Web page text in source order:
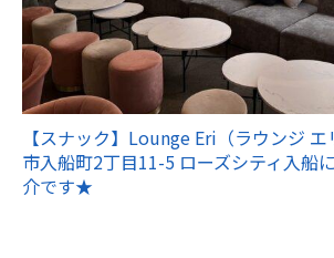
【スナック】Lounge Eri（ラウンジ
市入船町2丁目11-5 ローズシティ入船
介です★